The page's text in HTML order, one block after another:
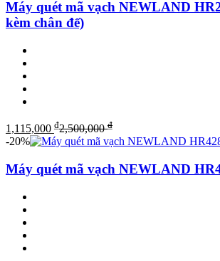
Máy quét mã vạch NEWLAND
kèm chân đế)
1,115,000 ₫2,500,000₫
-20%
Máy quét mã vạch NEWLAND